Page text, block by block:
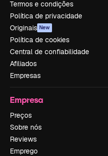
Termos e condições
Política de privacidade
Originais New
Política de cookies
Central de confiabilidade
Afiliados
Empresas
Empresa
Preços
Sobre nós
Reviews
Emprego